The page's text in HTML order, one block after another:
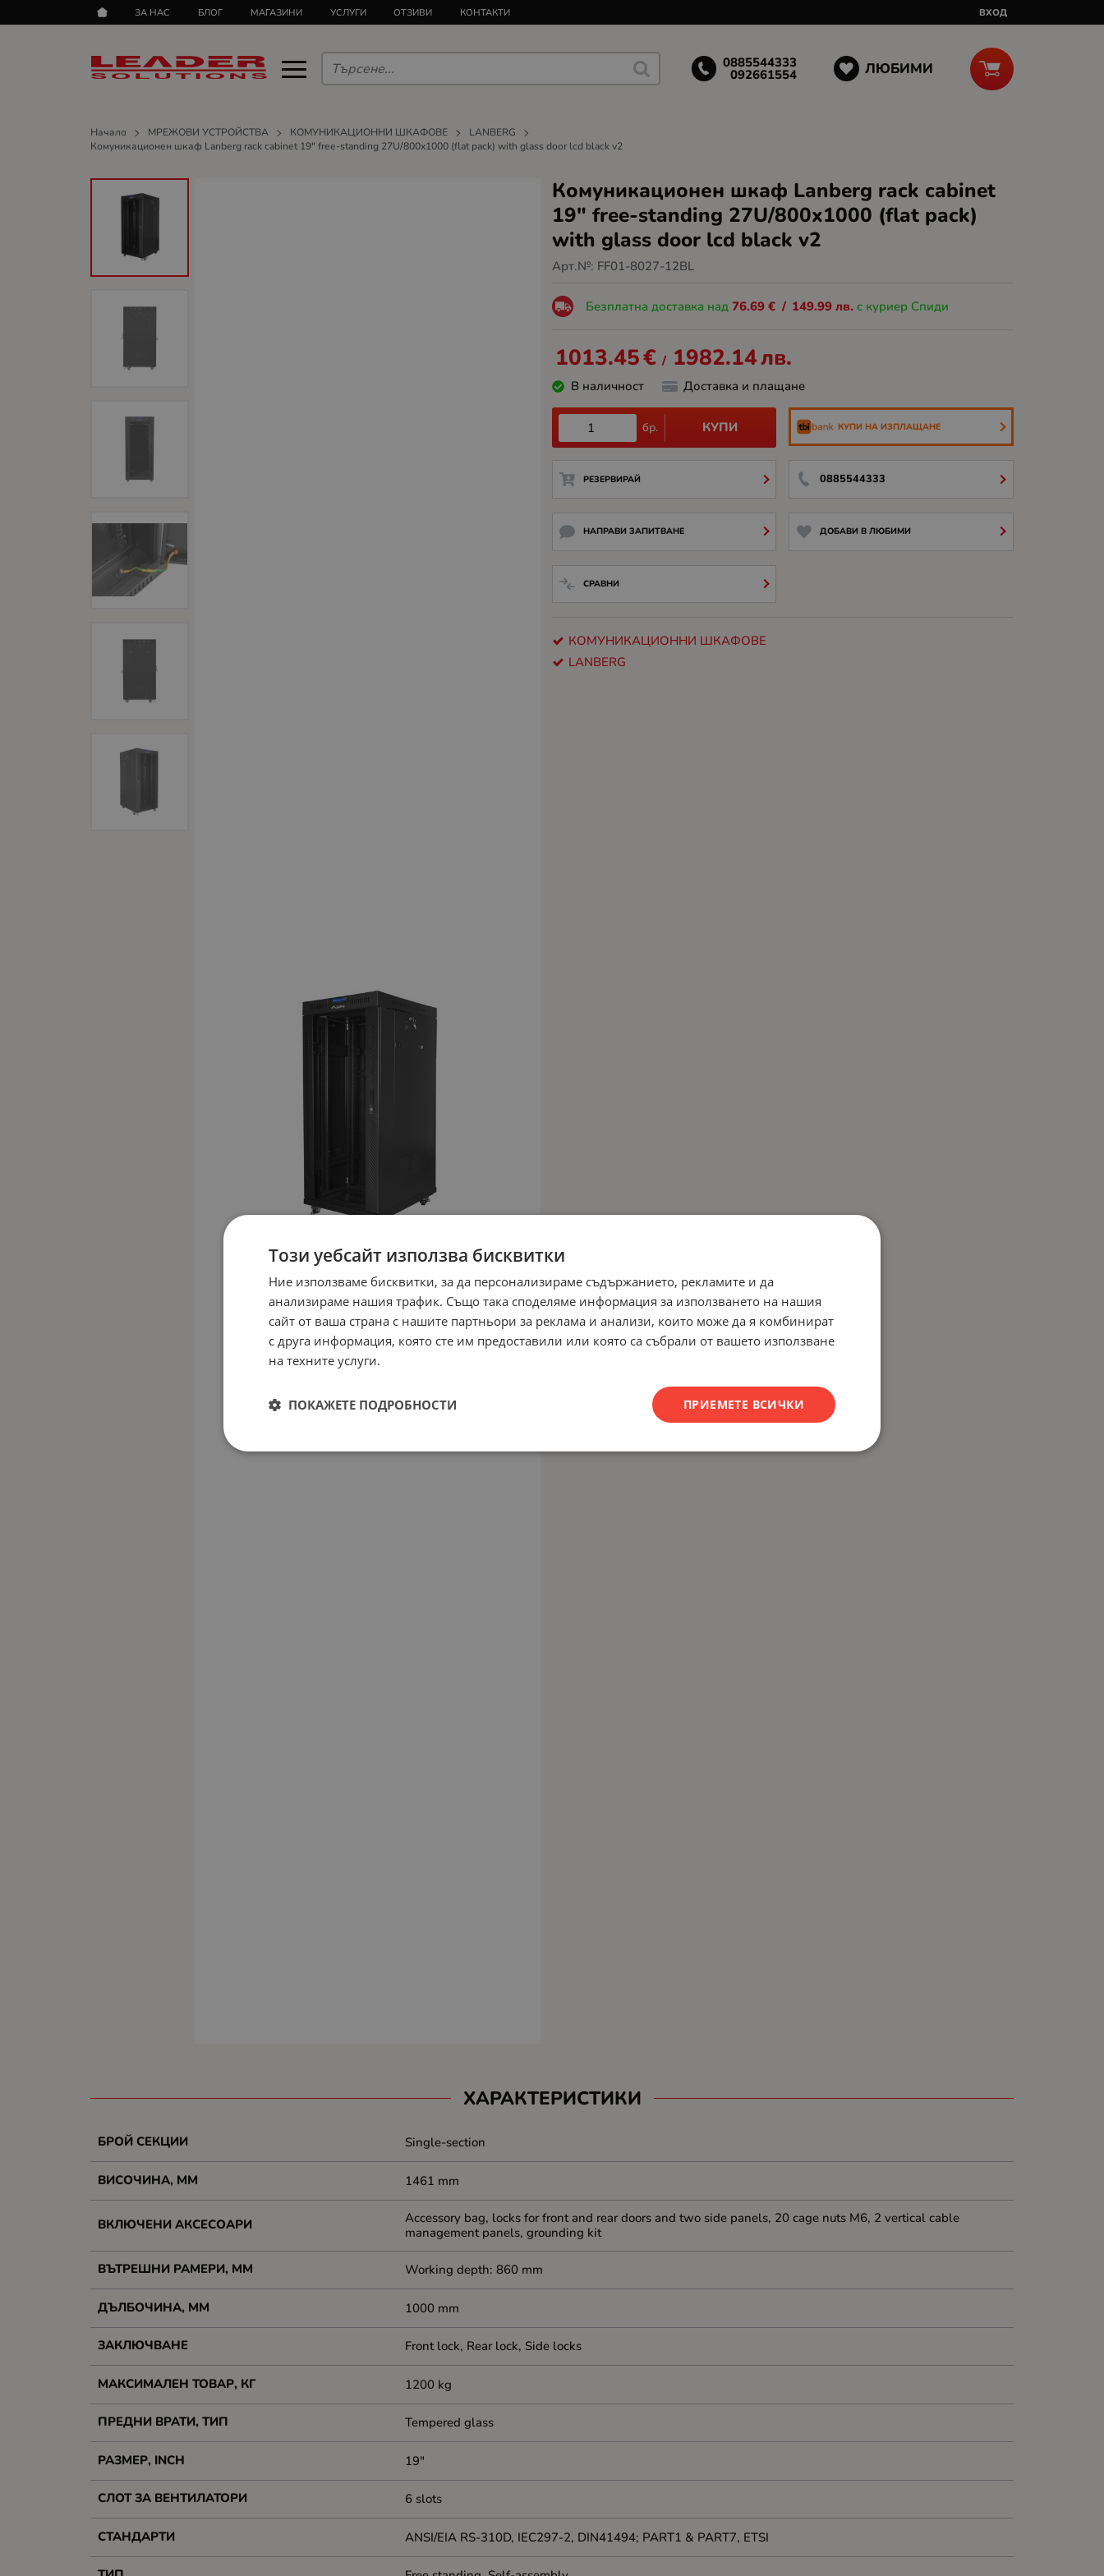
ЗА НАС БЛОГ МАГАЗИНИ УСЛУГИ ОТЗИВИ КОНТАКТИ ВХОД
0885544333
092661554 ЛЮБИМИ
Начало МРЕЖОВИ УСТРОЙСТВА КОМУНИКАЦИОННИ ШКАФОВЕ
LANBERG
Комуникационен шкаф Lanberg rack cabinet 19" free-standing 27U/800x1000 (flat pack) with glass door lcd black v2
Комуникационен шкаф Lanberg rack cabinet
19" free-standing 27U/800x1000 (flat pack)
with glass door lcd black v2
Арт.№: FF01-8027-12BL
Безплатна доставка над76.69 € / 149.99 лв. с куриер Спиди
1013.45€ / 1982.14лв.
В наличност Доставка и плащане
бр. КУПИ КУПИ НА ИЗПЛАЩАНЕ
РЕЗЕРВИРАЙ 0885544333
НАПРАВИ ЗАПИТВАНЕ ДОБАВИ В ЛЮБИМИ
СРАВНИ
КОМУНИКАЦИОННИ ШКАФОВЕ
LANBERG
ХАРАКТЕРИСТИКИ
БРОЙ СЕКЦИИ Single-section
ВИСОЧИНА, MM 1461 mm
ВКЛЮЧЕНИ АКСЕСОАРИ
Accessory bag, locks for front and rear doors and two side panels, 20 cage nuts M6, 2 vertical cable
management panels, grounding kit
ВЪТРЕШНИ РАМЕРИ, ММ Working depth: 860 mm
ДЪЛБОЧИНА, ММ 1000 mm
ЗАКЛЮЧВАНЕ Front lock, Rear lock, Side locks
МАКСИМАЛЕН ТОВАР, КГ 1200 kg
ПРЕДНИ ВРАТИ, ТИП Tempered glass
РАЗМЕР, INCH 19"
СЛОТ ЗА ВЕНТИЛАТОРИ 6 slots
СТАНДАРТИ ANSI/EIA RS-310D, IEC297-2, DIN41494; PART1 & PART7, ETSI
Този уебсайт използва бисквитки
Ние използваме бисквитки, за да персонализираме съдържанието, рекламите и да
анализираме нашия трафик. Също така споделяме информация за използването на нашия
сайт от ваша страна с нашите партньори за реклама и анализи, които може да я комбинират
с друга информация, която сте им предоставили или която са събрали от вашето използване
на техните услуги.
ПРИЕМЕТЕ ВСИЧКИ
ПОКАЖЕТЕ ПОДРОБНОСТИ